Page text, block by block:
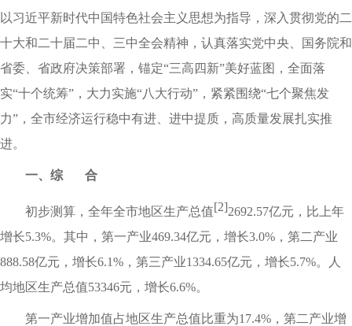
以习近平新时代中国特色社会主义思想为指导，深入贯彻党的二
十大和二十届二中、三中全会精神，认真落实党中央、国务院和
省委、省政府决策部署，锚定“三高四新”美好蓝图，全面落
实“十个统筹”，大力实施“八大行动”，紧紧围绕“七个聚焦发
力”，全市经济运行稳中有进、进中提质，高质量发展扎实推
进。
一、综 合
初步测算，全年全市地区生产总值[2]2692.57亿元，比上年
增长5.3%。其中，第一产业469.34亿元，增长3.0%，第二产业
888.58亿元，增长6.1%，第三产业1334.65亿元，增长5.7%。人
均地区生产总值53346元，增长6.6%。
第一产业增加值占地区生产总值比重为17.4%，第二产业增